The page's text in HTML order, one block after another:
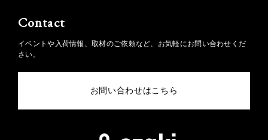
Contact
イベントや入荷情報、取材のご依頼など、お気軽にお問い合わせくだ
さい。
お問い合わせはこちら